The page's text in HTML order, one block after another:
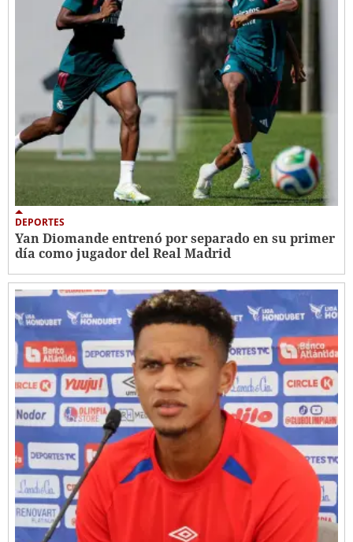
DEPORTES
Yan Diomande entrenó por separado en su primer
día como jugador del Real Madrid